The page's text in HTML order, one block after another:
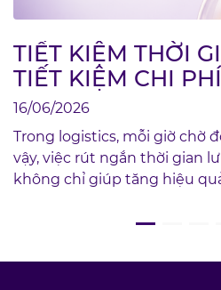
TIẾT KIỆM THỜI
TIẾT KIỆM CHI
16/06/2026
Trong logistics, mỗi giờ chờ
vậy, việc rút ngắn thời gian
không chỉ giúp tăng hiệu